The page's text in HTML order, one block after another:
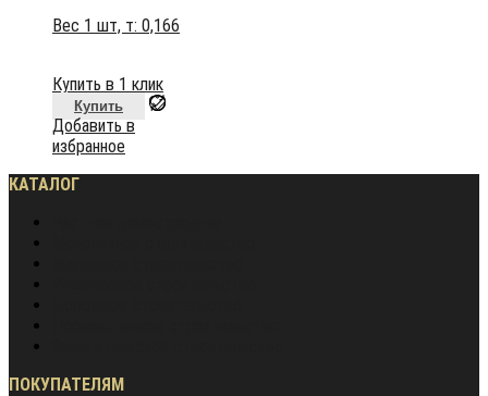
Вес 1 шт, т: 0,166
Купить в 1 клик
Купить
Добавить в
избранное
КАТАЛОГ
ПОКУПАТЕЛЯМ